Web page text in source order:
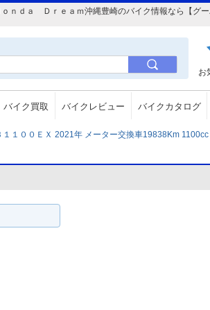
ｎｄａ Ｄｒｅａｍ沖縄豊崎のバイク情報なら【グー
お
バイク買取 バイクレビュー バイクカタログ
１１００ＥＸ 2021年 メーター交換車19838Km